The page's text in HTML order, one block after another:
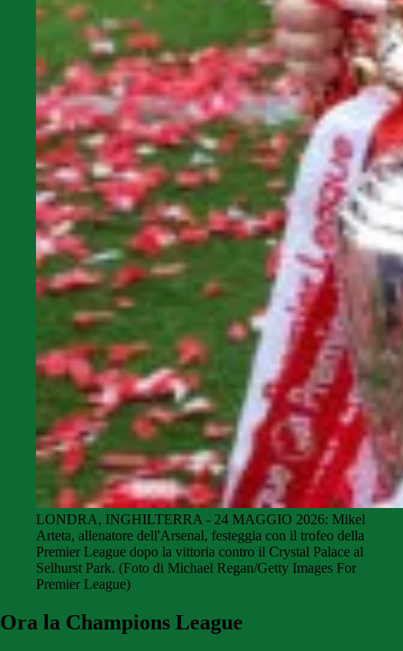
LONDRA, INGHILTERRA - 24 MAGGIO 2026: Mikel
Arteta, allenatore dell'Arsenal, festeggia con il trofeo della
Premier League dopo la vittoria contro il Crystal Palace al
Selhurst Park. (Foto di Michael Regan/Getty Images For
Premier League)
Ora la Champions League